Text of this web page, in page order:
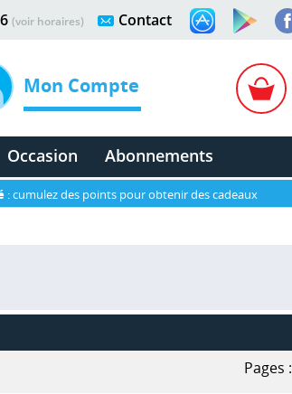
Contact
(voir horaires)
Mon Compte
Occasion Abonnements
: cumulez des points pour obtenir des cadeaux
Pages :